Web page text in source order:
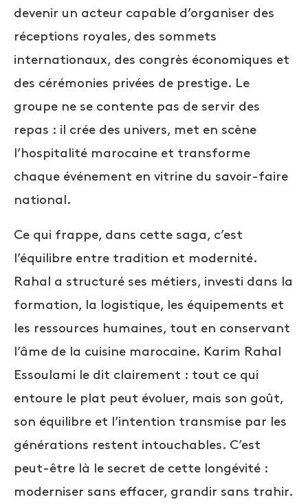
devenir un acteur capable d’organiser des
réceptions royales, des sommets
internationaux, des congrès économiques et
des cérémonies privées de prestige. Le
groupe ne se contente pas de servir des
repas : il crée des univers, met en scène
l’hospitalité marocaine et transforme
chaque événement en vitrine du savoir-faire
national.
Ce qui frappe, dans cette saga, c’est
l’équilibre entre tradition et modernité.
Rahal a structuré ses métiers, investi dans la
formation, la logistique, les équipements et
les ressources humaines, tout en conservant
l’âme de la cuisine marocaine. Karim Rahal
Essoulami le dit clairement : tout ce qui
entoure le plat peut évoluer, mais son goût,
son équilibre et l’intention transmise par les
générations restent intouchables. C’est
peut-être là le secret de cette longévité :
moderniser sans effacer, grandir sans trahir.